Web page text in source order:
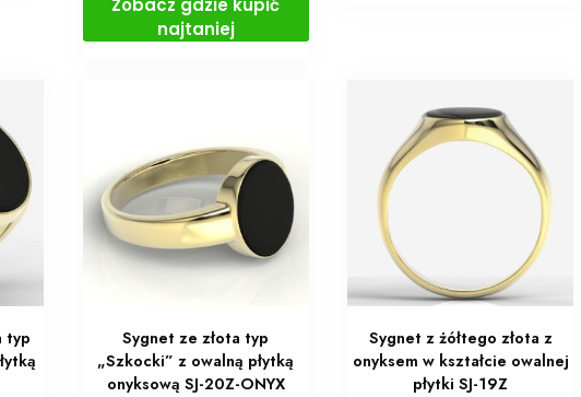
Zobacz gdzie kupić
najtaniej
typ
Sygnet ze złota typ
„Szkocki” z owalną płytką
onyksową SJ-20Z-ONYX
Sygnet z żółtego złota z
onyksem w kształcie owalnej
płytki SJ-19Z